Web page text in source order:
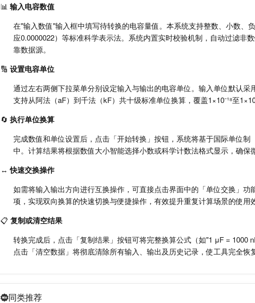
📊 输入电容数值
在"输入数值"输入框中填写待转换的电容量值。本系统支持整数、小数、
应0.0000022）等标准科学表示法。系统内置实时校验机制，自动过滤
靠数据源。
🔢 设置电容单位
通过左右两侧下拉菜单分别设定输入与输出的电容单位。输入单位默认
支持从阿法（aF）到千法（kF）共十级标准单位换算，覆盖1×10⁻¹⁸至
🔄 执行单位换算
完成数值和单位设置后，点击「开始转换」按钮，系统将基于国际单位
中。计算结果将根据数值大小智能选择小数或科学计数法格式显示，确保
↔️快速交换操作
如需将输入输出方向进行互换操作，可直接点击界面中的「单位交换」
项，实现双向换算的快速切换与便捷操作，有效提升重复计算场景的使用
📋 复制或清空结果
转换完成后，点击「复制结果」按钮可将完整换算公式（如"1 μF = 1000
点击「清空数据」将彻底清除所有输入、输出及历史记录，使工具完全恢
同类推荐